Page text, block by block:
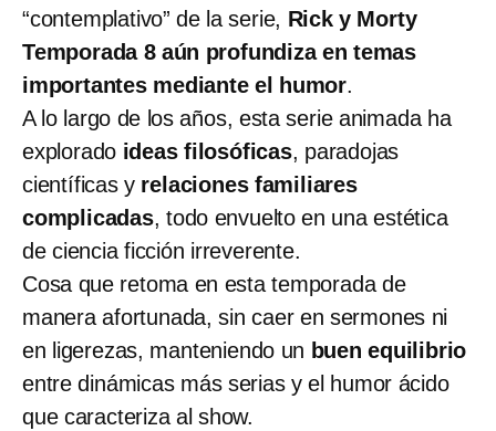
“contemplativo” de la serie, Rick y Morty
Temporada 8 aún profundiza en temas
importantes mediante el humor.
A lo largo de los años, esta serie animada ha
explorado ideas filosóficas, paradojas
científicas y relaciones familiares
complicadas, todo envuelto en una estética
de ciencia ficción irreverente.
Cosa que retoma en esta temporada de
manera afortunada, sin caer en sermones ni
en ligerezas, manteniendo un buen equilibrio
entre dinámicas más serias y el humor ácido
que caracteriza al show.